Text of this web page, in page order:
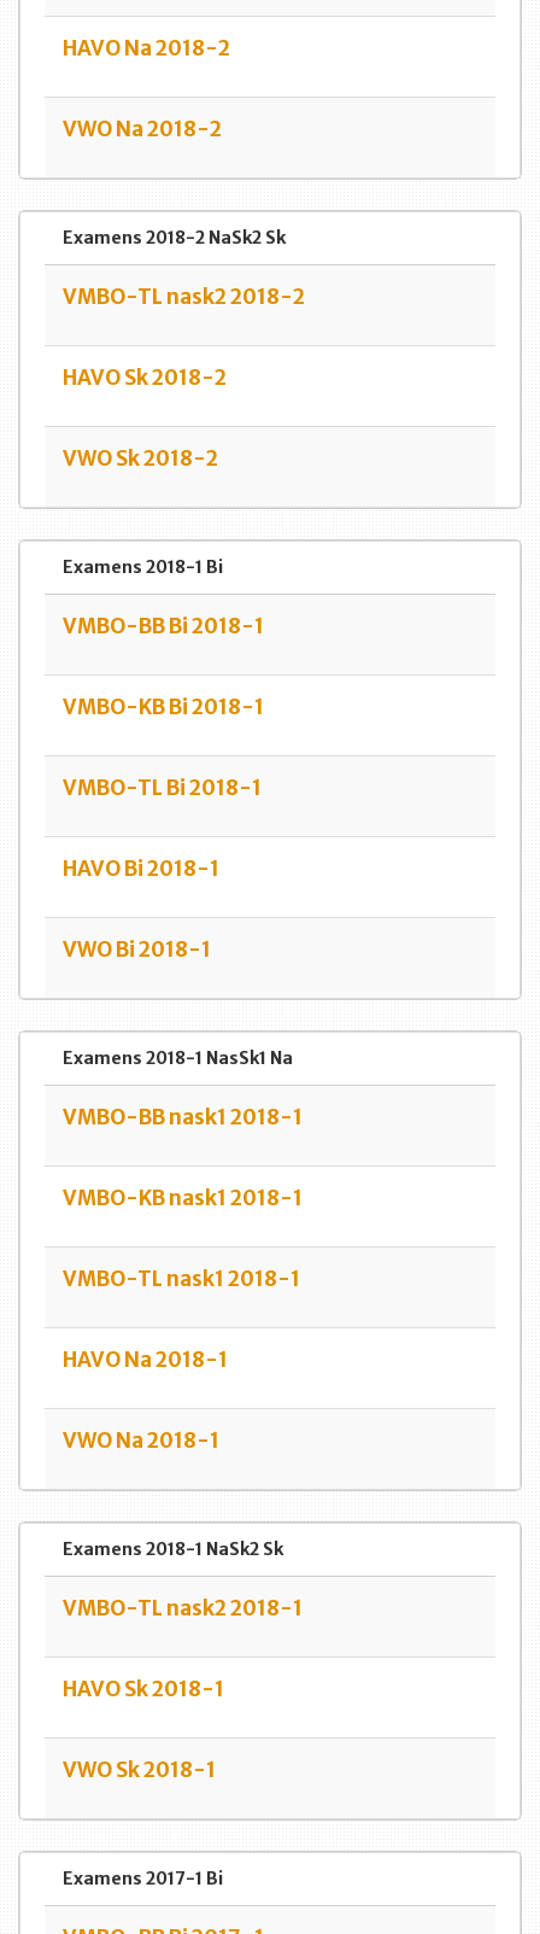
HAVO Na 2018-2
VWO Na 2018-2
Examens 2018-2 NaSk2 Sk
VMBO-TL nask2 2018-2
HAVO Sk 2018-2
VWO Sk 2018-2
Examens 2018-1 Bi
VMBO-BB Bi 2018-1
VMBO-KB Bi 2018-1
VMBO-TL Bi 2018-1
HAVO Bi 2018-1
VWO Bi 2018-1
Examens 2018-1 NasSk1 Na
VMBO-BB nask1 2018-1
VMBO-KB nask1 2018-1
VMBO-TL nask1 2018-1
HAVO Na 2018-1
VWO Na 2018-1
Examens 2018-1 NaSk2 Sk
VMBO-TL nask2 2018-1
HAVO Sk 2018-1
VWO Sk 2018-1
Examens 2017-1 Bi